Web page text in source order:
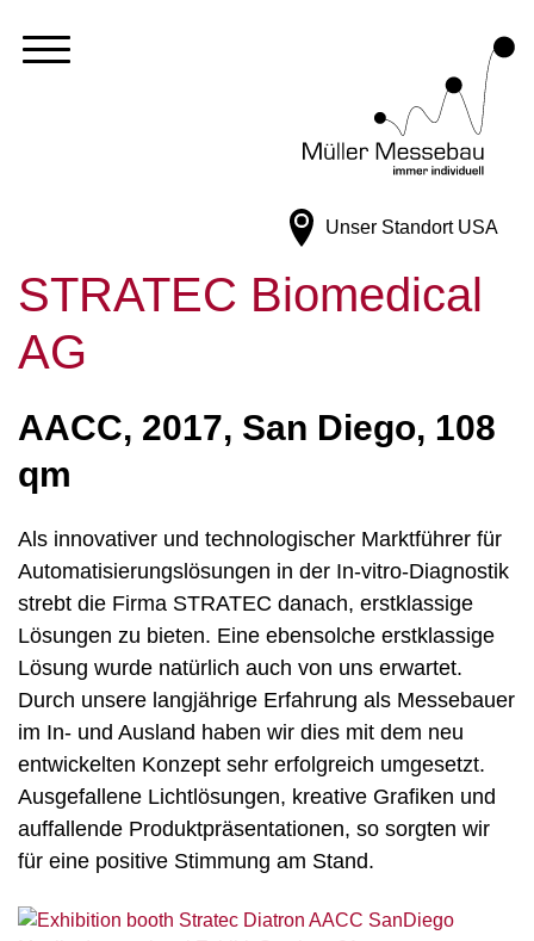
Unser Standort USA
STRATEC Biomedical
AG
AACC, 2017, San Diego, 108
qm
Als innovativer und technologischer Marktführer für
Automatisierungslösungen in der In-vitro-Diagnostik
strebt die Firma STRATEC danach, erstklassige
Lösungen zu bieten. Eine ebensolche erstklassige
Lösung wurde natürlich auch von uns erwartet.
Durch unsere langjährige Erfahrung als Messebauer
im In- und Ausland haben wir dies mit dem neu
entwickelten Konzept sehr erfolgreich umgesetzt.
Ausgefallene Lichtlösungen, kreative Grafiken und
auffallende Produktpräsentationen, so sorgten wir
für eine positive Stimmung am Stand.